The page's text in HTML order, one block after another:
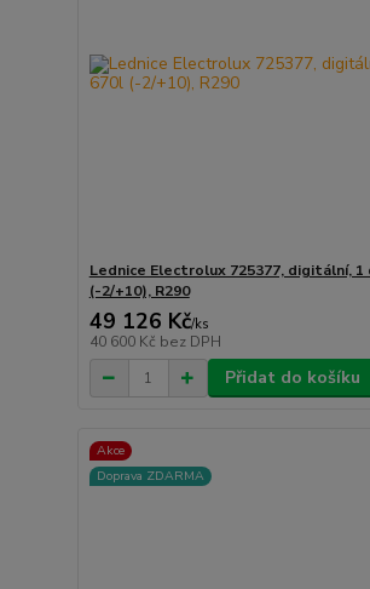
Lednice Electrolux 725377, digitální, 1
(-2/+10), R290
49 126 Kč/ks
40 600 Kč bez DPH
Přidat do košíku
Akce
Doprava ZDARMA